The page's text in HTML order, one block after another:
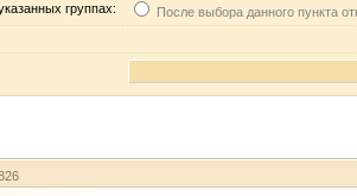
группах: После выбора данного пункта